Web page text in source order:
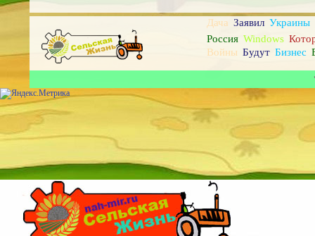
Дача Заявил Украины
Россия Windows
Войны Будут Бизнес